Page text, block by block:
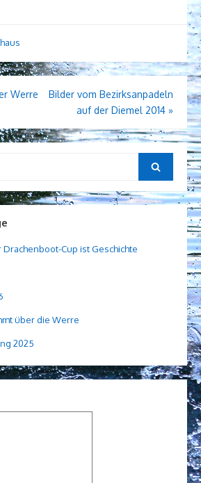
Werre
Bilder vom Bezirksanpadeln
auf der Diemel 2014 »
Search
Cup ist Geschichte
über die Werre
2025